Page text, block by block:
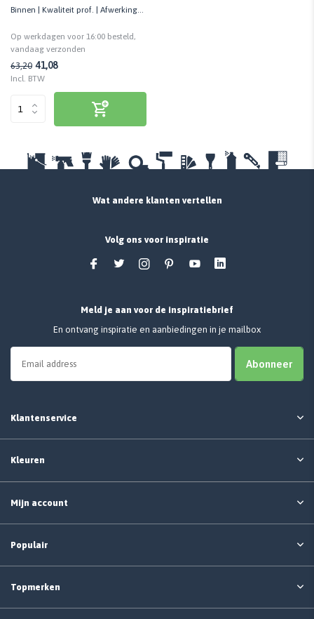
Binnen | Kwaliteit prof. | Afwerking
Op werkdagen voor 16:00 besteld,
vandaag verzonden
63,20 41,08
Incl. BTW
Wat andere klanten vertellen
Volg ons voor inspiratie
Meld je aan voor de inspiratiebrief
En ontvang inspiratie en aanbiedingen in je mailbox
Abonneer
Klantenservice
Kleuren
Mijn account
Populair
Topmerken